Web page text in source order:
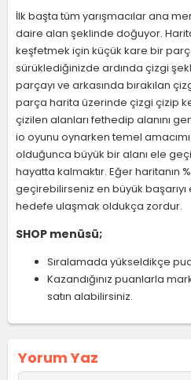
İlk başta tüm yarışmacılar ana
daire alan şeklinde doğuyor.
keşfetmek için küçük kare bir
sürüklediğinizde ardında çizgi
parçayı ve arkasında bırakılan
parça harita üzerinde çizgi çizip
çizilen alanları fethedip alanını
io oyunu oynarken temel
olduğunca büyük bir alanı ele
hayatta kalmaktır. Eğer haritanın
geçirebilirseniz en büyük
hedefe ulaşmak oldukça zordur.
SHOP menüsü;
Sıralamada yükseldikçe
Kazandığınız puanlarla
satın alabilirsiniz.
Yorum Yaz